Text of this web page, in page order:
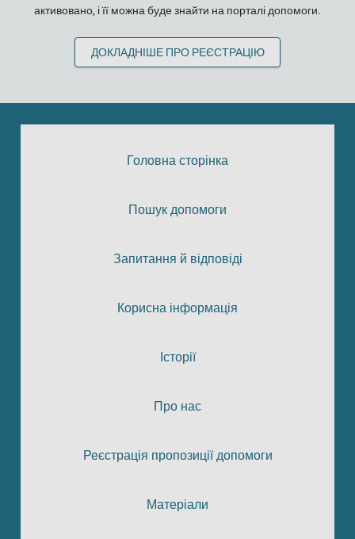
активовано, і її можна буде знайти на порталі допомоги.
ДОКЛАДНІШЕ ПРО РЕЄСТРАЦІЮ
Головна сторінка
Пошук допомоги
Запитання й відповіді
Корисна інформація
Історії
Про нас
Реєстрація пропозиції допомоги
Матеріали